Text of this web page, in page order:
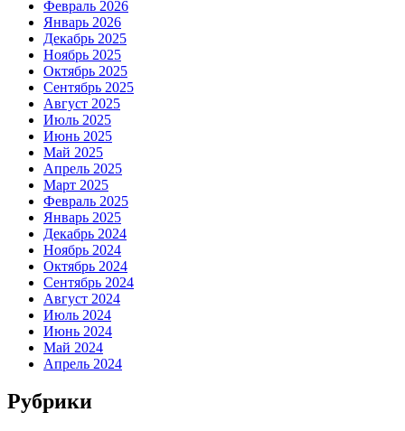
Февраль 2026
Январь 2026
Декабрь 2025
Ноябрь 2025
Октябрь 2025
Сентябрь 2025
Август 2025
Июль 2025
Июнь 2025
Май 2025
Апрель 2025
Март 2025
Февраль 2025
Январь 2025
Декабрь 2024
Ноябрь 2024
Октябрь 2024
Сентябрь 2024
Август 2024
Июль 2024
Июнь 2024
Май 2024
Апрель 2024
Рубрики